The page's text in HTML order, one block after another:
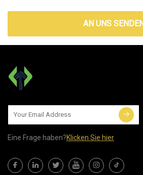
AN UNS SENDEN
Eine Frage haben?Klicken Sie hier